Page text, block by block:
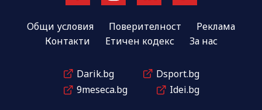
Общи условия Поверителност
Реклама
Контакти
Етичен кодекс За нас
Darik.bg
Dsport.bg
9meseca.bg
Idei.bg